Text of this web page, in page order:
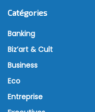
Catégories
Banking
Biz’art & Cult
Business
Eco
Entreprise